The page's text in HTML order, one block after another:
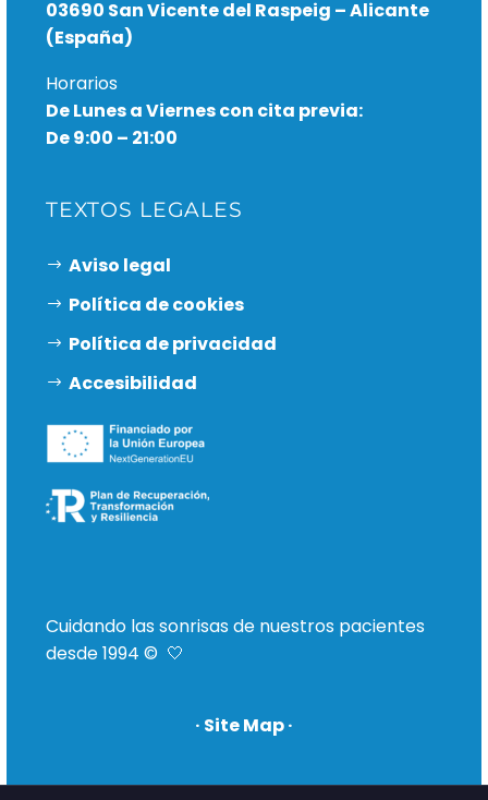
03690 San Vicente del Raspeig – Alicante
(España)
Horarios
De Lunes a Viernes con cita previa:
De 9:00 – 21:00
TEXTOS LEGALES
Aviso legal
Política de cookies
Política de privacidad
Accesibilidad
Cuidando las sonrisas de nuestros pacientes
desde 1994 © 🤍
· Site Map ·